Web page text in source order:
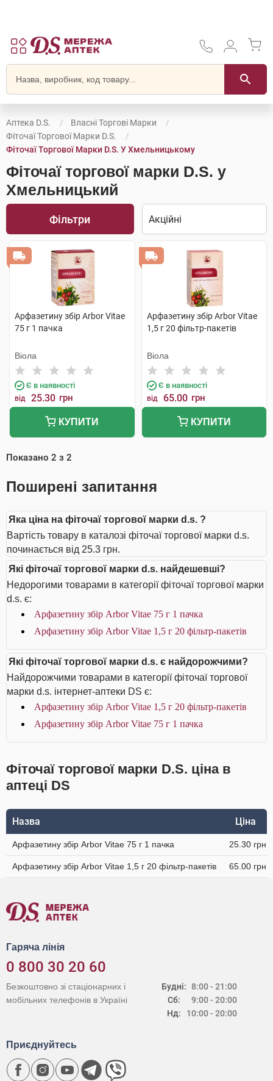
Аптека D.S.
Власні Торгові Марки
Фіточаї Торгової Марки D.S.
Фіточаї Торгової Марки D.S. У Хмельницькому
Фіточаї торгової марки D.S. у
Хмельницький
Фільтри
Арфазетину збір Arbor Vitae
75 г 1 пачка
Віола
Є в наявності
від 25.30 грн
КУПИТИ
Арфазетину збір Arbor Vitae
1,5 г 20 фільтр-пакетів
Віола
Є в наявності
від 65.00 грн
КУПИТИ
Показано 2 з 2
Поширені запитання
Яка ціна на фіточаї торгової марки d.s. ?
Вартість товару в каталозі фіточаї торгової марки d.s.
починається від 25.3 грн.
Які фіточаї торгової марки d.s. найдешевші?
Недорогими товарами в категорії фіточаї торгової марки
d.s. є:
Арфазетину збір Arbor Vitae 75 г 1 пачка
Арфазетину збір Arbor Vitae 1,5 г 20 фільтр-пакетів
Які фіточаї торгової марки d.s. є найдорожчими?
Найдорожчими товарами в категорії фіточаї торгової
марки d.s. інтернет-аптеки DS є:
Арфазетину збір Arbor Vitae 1,5 г 20 фільтр-пакетів
Арфазетину збір Arbor Vitae 75 г 1 пачка
Фіточаї торгової марки D.S. ціна в
аптеці DS
Назва Ціна
Арфазетину збір Arbor Vitae 75 г 1 пачка 25.30 грн
Арфазетину збір Arbor Vitae 1,5 г 20 фільтр-пакетів 65.00 грн
Гаряча лінія
0 800 30 20 60
Будні:
Сб:
Нд:
8:00 - 21:00
9:00 - 20:00
10:00 - 20:00
Безкоштовно зі стаціонарних і
мобільних телефонів в Україні
Приєднуйтесь